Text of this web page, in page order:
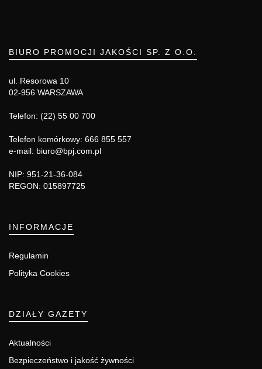
BIURO PROMOCJI JAKOŚCI SP. Z O.O.
ul. Resorowa 10
02-956 WARSZAWA
Telefon: (22) 55 00 700
Telefon komórkowy: 666 855 557
e-mail: biuro@bpj.com.pl
NIP: 951-21-36-084
REGON: 015897725
INFORMACJE
Regulamin
Polityka Cookies
DZIAŁY GAZETY
Aktualności
Bezpieczeństwo i jakość żywności